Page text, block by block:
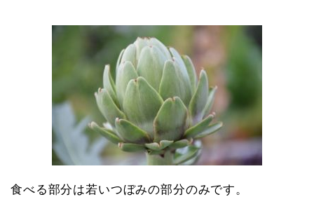
食べる部分は若いつぼみの部分のみです。